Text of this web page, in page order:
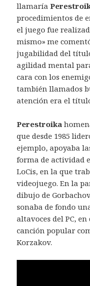
llamaría
procedimientos de
el juego fue
mismo» me
jugabilidad del
agilidad mental
cara con los
también llamados
atención era el
Perestroika
que desde 1985
ejemplo, apoyaba
forma de actividad
LoCis, en la que
videojuego. En la
dibujo de
sonaba de fondo
altavoces del PC,
canción popular
Korzakov.